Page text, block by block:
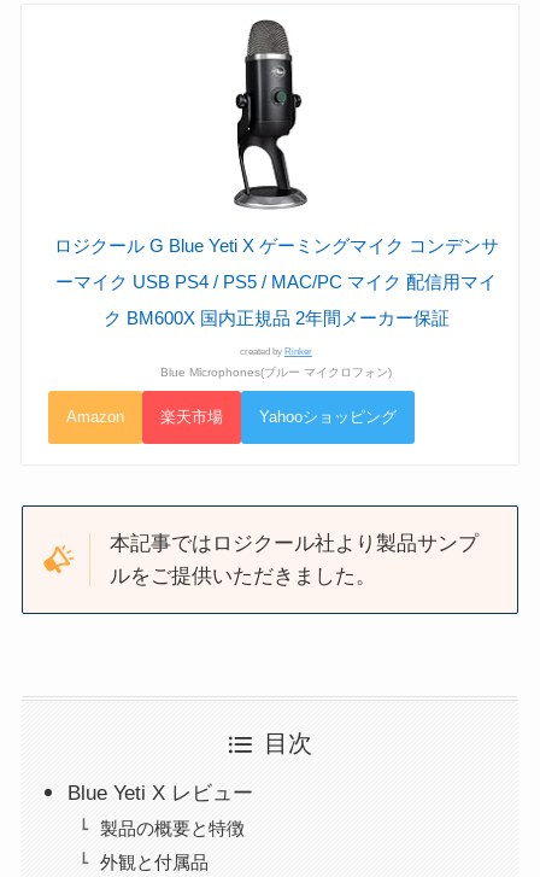
ロジクール G Blue Yeti X ゲーミングマイク コンデンサ
ーマイク USB PS4 / PS5 / MAC/PC マイク 配信用マイ
ク BM600X 国内正規品 2年間メーカー保証
created by Rinker
Blue Microphones(ブルー マイクロフォン)
Amazon 楽天市場 Yahooショッピング
本記事ではロジクール社より製品サンプ
ルをご提供いただきました。
目次
Blue Yeti X レビュー
製品の概要と特徴
外観と付属品